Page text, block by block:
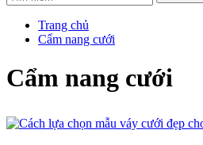
Trang chủ
Cẩm nang cưới
Cẩm nang cưới